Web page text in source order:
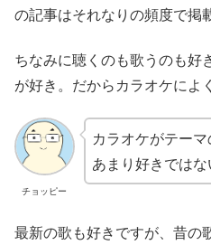
の記事はそれなりの頻度で掲
ちなみに聴くのも歌うのも好
が好き。だからカラオケによ
チョッピー
カラオケがテー
あまり好きではな
最新の歌も好きですが、昔の